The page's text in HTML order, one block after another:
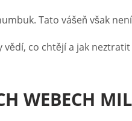
Tato vášeň však
co chtějí a jak
WEBECH